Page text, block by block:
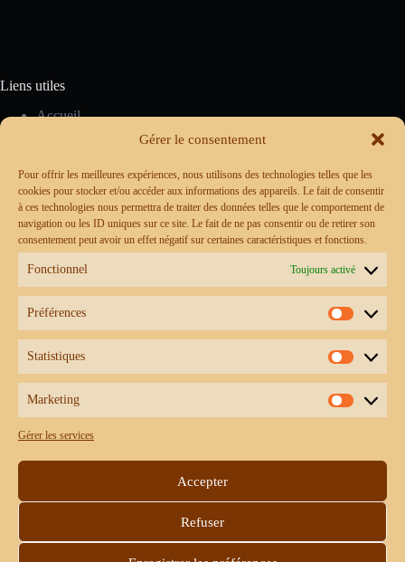
Gérer le consentement
Pour offrir les meilleures expériences, nous utilisons des technologies telles que les
cookies pour stocker et/ou accéder aux informations des appareils. Le fait de consentir
à ces technologies nous permettra de traiter des données telles que le comportement de
navigation ou les ID uniques sur ce site. Le fait de ne pas consentir ou de retirer son
consentement peut avoir un effet négatif sur certaines caractéristiques et fonctions.
Fonctionnel Toujours activé
Préférences
Statistiques
Marketing
Gérer les services
Accepter
Refuser
Liens utiles
Accueil
CGV
Prêt à porter
Pantalon fluide
Jupe fluide longue
Crop top
Robe longue dos nu
Robe longue bohème
Kimono bohème
Accessoires de mode